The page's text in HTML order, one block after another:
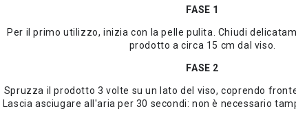
FASE 1
Per il primo utilizzo, inizia con la pelle pulita. Chiudi
prodotto a circa 15 cm dal viso.
FASE 2
Spruzza il prodotto 3 volte su un lato del viso, coprendo
Lascia asciugare all'aria per 30 secondi: non è necessario